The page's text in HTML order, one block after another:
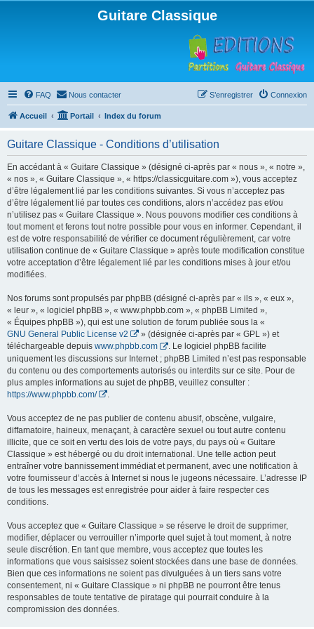
Guitare Classique
FAQ Nous contacter Connexion
S’enregistrer
Accueil Portail Index du forum
Guitare Classique - Conditions d’utilisation
En accédant à « Guitare Classique » (désigné ci-après par « nous », « notre »,
« nos », « Guitare Classique », « https://classicguitare.com »), vous acceptez
d’être légalement lié par les conditions suivantes. Si vous n’acceptez pas
d’être légalement lié par toutes ces conditions, alors n’accédez pas et/ou
n’utilisez pas « Guitare Classique ». Nous pouvons modifier ces conditions à
tout moment et ferons tout notre possible pour vous en informer. Cependant, il
est de votre responsabilité de vérifier ce document régulièrement, car votre
utilisation continue de « Guitare Classique » après toute modification constitue
votre acceptation d’être légalement lié par les conditions mises à jour et/ou
modifiées.
Nos forums sont propulsés par phpBB (désigné ci-après par « ils », « eux »,
« leur », « logiciel phpBB », « www.phpbb.com », « phpBB Limited »,
« Équipes phpBB »), qui est une solution de forum publiée sous la «
GNU General Public License v2
» (désignée ci-après par « GPL ») et
téléchargeable depuis www.phpbb.com
. Le logiciel phpBB facilite
uniquement les discussions sur Internet ; phpBB Limited n’est pas responsable
du contenu ou des comportements autorisés ou interdits sur ce site. Pour de
plus amples informations au sujet de phpBB, veuillez consulter :
https://www.phpbb.com/
Vous acceptez de ne pas publier de contenu abusif, obscène, vulgaire,
diffamatoire, haineux, menaçant, à caractère sexuel ou tout autre contenu
illicite, que ce soit en vertu des lois de votre pays, du pays où « Guitare
Classique » est hébergé ou du droit international. Une telle action peut
entraîner votre bannissement immédiat et permanent, avec une notification à
votre fournisseur d’accès à Internet si nous le jugeons nécessaire. L’adresse IP
de tous les messages est enregistrée pour aider à faire respecter ces
conditions.
Vous acceptez que « Guitare Classique » se réserve le droit de supprimer,
modifier, déplacer ou verrouiller n’importe quel sujet à tout moment, à notre
seule discrétion. En tant que membre, vous acceptez que toutes les
informations que vous saisissez soient stockées dans une base de données.
Bien que ces informations ne soient pas divulguées à un tiers sans votre
consentement, ni « Guitare Classique » ni phpBB ne pourront être tenus
responsables de toute tentative de piratage qui pourrait conduire à la
compromission des données.